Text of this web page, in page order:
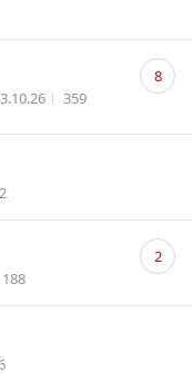
성시간 조회수
359
댓
글 8
수
조회수
188
댓
글 2
수